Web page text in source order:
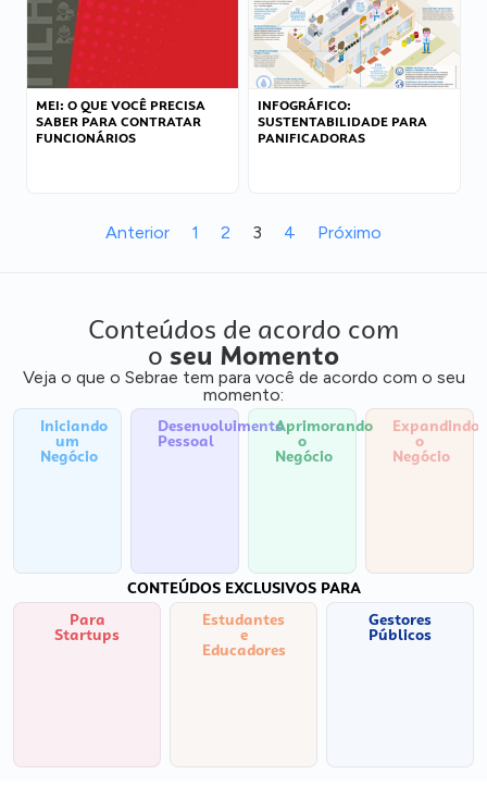
MEI: O QUE VOCÊ PRECISA
SABER PARA CONTRATAR
FUNCIONÁRIOS
INFOGRÁFICO:
SUSTENTABILIDADE PARA
PANIFICADORAS
Anterior 1 2 3 4 Próximo
Conteúdos de acordo com
o seu Momento
Veja o que o Sebrae tem para você de acordo com o seu
momento:
Iniciando
um
Negócio
Desenvolvimento
Pessoal
Aprimorando
o
Negócio
Expandindo
o
Negócio
CONTEÚDOS EXCLUSIVOS PARA
Para
Startups
Estudantes
e
Educadores
Gestores
Públicos